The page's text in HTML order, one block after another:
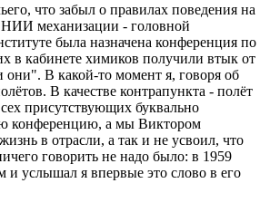
что забыл о правилах поведения на
НИИ механизации - головной
была назначена конференция по
в кабинете химиков получили втык от
они". В какой-то момент я, говоря об
В качестве контрапункта - полёт
присутствующих буквально
конференцию, а мы Виктором
в отрасли, а так и не усвоил, что
говорить не надо было: в 1959
и услышал я впервые это слово в его